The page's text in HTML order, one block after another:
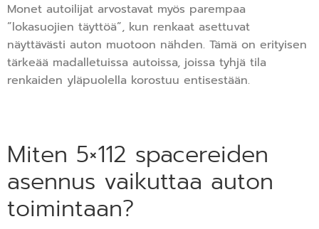
Monet autoilijat arvostavat myös parempaa
”lokasuojien täyttöä”, kun renkaat asettuvat
näyttävästi auton muotoon nähden. Tämä on erityisen
tärkeää madalletuissa autoissa, joissa tyhjä tila
renkaiden yläpuolella korostuu entisestään.
Miten 5×112 spacereiden
asennus vaikuttaa auton
toimintaan?